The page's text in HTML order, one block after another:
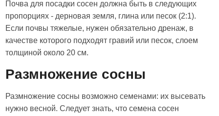
Почва для посадки сосен должна быть в следующих
пропорциях - дерновая земля, глина или песок (2:1).
Если почвы тяжелые, нужен обязательно дренаж, в
качестве которого подходят гравий или песок, слоем
толщиной около 20 см.
Размножение сосны
Размножение сосны возможно семенами: их высевать
нужно весной. Следует знать, что семена сосен